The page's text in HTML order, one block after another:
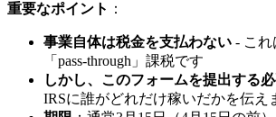
重要なポイント ：
事業自体は税金を支払わない - これ
「pass-through」課税です
しかし、このフォームを提出する
IRSに誰がどれだけ稼いだかを伝え